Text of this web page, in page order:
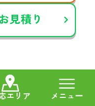
エリア メニュー
見積り